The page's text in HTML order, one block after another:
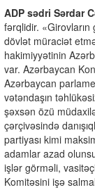
ADP sədri Sərdar
fərqlidir.
dövlət müraciət
hakimiyyətinin
var. Azərbaycan
Azərbaycan
vətəndaşın
şəxsən özü
çərçivəsində
partiyası kimi
adamlar azad
işlər görməli,
Komitəsini işə